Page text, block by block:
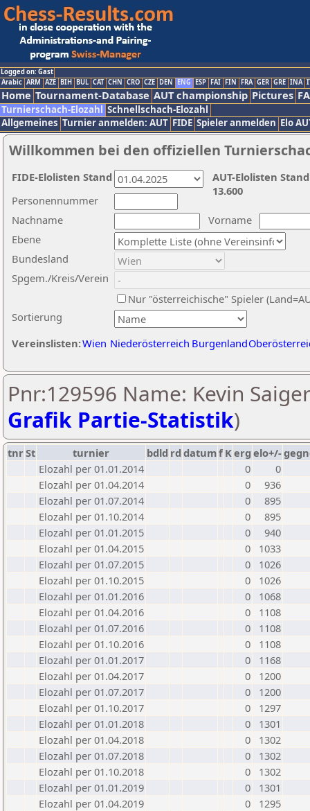
Logged on: Gast
Arabic ARM AZE BIH BUL CAT CHN CRO CZE DEN ENG ESP FAI FIN FRA GER GRE INA
Home Tournament-Database AUT championship Pictures
Turnierschach-Elozahl Schnellschach-Elozahl
Allgemeines Turnier anmelden: AUT FIDE Spieler anmelden Elo
Willkommen bei den offiziellen
Nachname
Vorname
Ebene
Sortierung
Personennummer
Bundesland
Spgem./Kreis/Verein
Nur "österreichische" Spieler
Vereinslisten:Wien Niederösterreich Burgenland
AUT-Elolisten
13.600
FIDE-Elolisten Stand
Pnr:129596 Name: Kevin
Grafik Partie-Statistik)
tnrSt turnier bdld rd datumf Kerg elo+/-
Elozahl per 01.01.2014
0
0
Elozahl per 01.04.2014
0
936
Elozahl per 01.07.2014
0
895
Elozahl per 01.10.2014
0
895
Elozahl per 01.01.2015
0
940
Elozahl per 01.04.2015
0
1033
Elozahl per 01.07.2015
0
1026
Elozahl per 01.10.2015
0
1026
Elozahl per 01.01.2016
0
1068
Elozahl per 01.04.2016
0
1108
Elozahl per 01.07.2016
0
1108
Elozahl per 01.10.2016
0
1108
Elozahl per 01.01.2017
0
1168
Elozahl per 01.04.2017
0
1200
Elozahl per 01.07.2017
0
1200
Elozahl per 01.10.2017
0
1297
Elozahl per 01.01.2018
0
1301
Elozahl per 01.04.2018
0
1302
Elozahl per 01.07.2018
0
1302
Elozahl per 01.10.2018
0
1302
Elozahl per 01.01.2019
0
1301
Elozahl per 01.04.2019
0
1295